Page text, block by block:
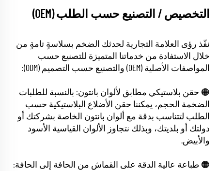
التخصيص / التصنيع حسب الطلب (OEM)
نفّذ رؤى العلامة التجارية لحدثك الضخم بسلاسةٍ تامةٍ من
خلال الاستفادة من خدماتنا المتميزة للتصنيع حسب
المواصفات الأصلية (OEM) والتصنيع حسب التصميم (ODM):
🟠 حقن بلاستيكي مطابق لألوان بانتون: بالنسبة للطلبات
الضخمة الحجم، يمكننا حقن الأضلاع البلاستيكية حسب
الطلب لتتناسب بدقة مع ألوان بانتون الخاصة بشركتك أو
دولتك أو بلديتك، وبذلك نتجاوز الألوان القياسية الأسود
والأبيض.
🟠 طباعة عالية الدقة على القماش من الحافة إلى الحافة: